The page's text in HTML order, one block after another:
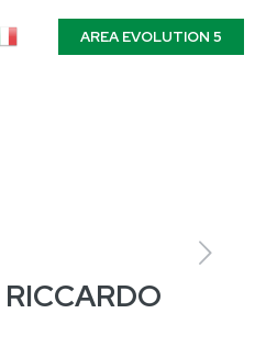
AREA EVOLUTION 5